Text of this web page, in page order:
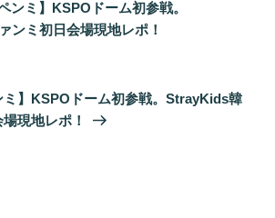
ンミ】KSPOドーム初参戦。
ンミ初日会場現地レポ！
ミ】KSPOドーム初参戦。StrayKids韓
現地レポ！